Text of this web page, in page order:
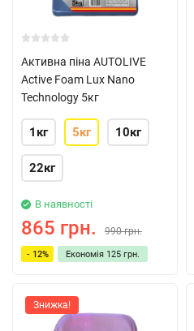
Активна піна AUTOLIVE
Active Foam Lux Nano
Technology 5кг
1кг 5кг 10кг
22кг
В наявності
865 грн. 990 грн.
- 12% Економія 125 грн.
Знижка!